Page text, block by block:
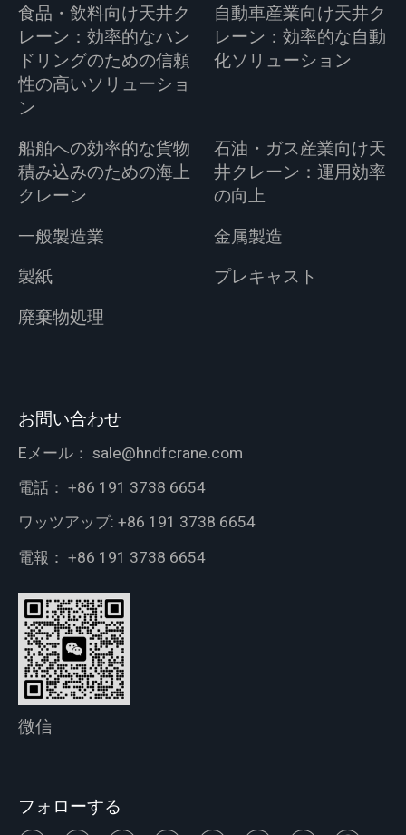
食品・飲料向け天井ク
レーン：効率的なハン
ドリングのための信頼
性の高いソリューショ
ン
自動車産業向け天井ク
レーン：効率的な自動
化ソリューション
船舶への効率的な貨物
積み込みのための海上
クレーン
石油・ガス産業向け天
井クレーン：運用効率
の向上
一般製造業
金属製造
製紙
プレキャスト
廃棄物処理
お問い合わせ
Eメール： sale@hndfcrane.com
電話： +86 191 3738 6654
ワッツアップ: +86 191 3738 6654
電報： +86 191 3738 6654
微信
フォローする